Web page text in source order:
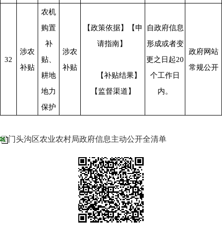
32
涉农
补贴
农机
购置
补
贴、
耕地
地力
保护
涉农
补贴
【政策依据】【申
请指南】
【监督渠道】
自政府信息
形成或者变
更之日起20
个工作日
内。
政府网站
常规公开
门头沟区农业农村局政府信息主动公开全清单